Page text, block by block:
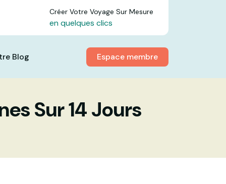
Créer Votre Voyage Sur Mesure
en quelques clics
Blog Espace membre
Sur 14 Jours